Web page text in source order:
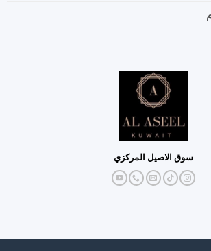
سوق الاصيل المركزي